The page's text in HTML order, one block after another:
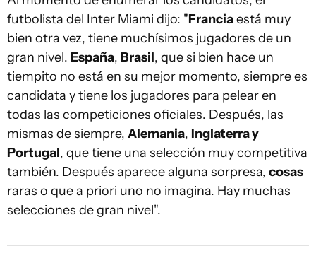
futbolista del Inter Miami dijo: "Franciaestá muy
bien otra vez, tiene muchísimos jugadores de un
gran nivel. España, Brasil, que si bien hace un
tiempito no está en su mejor momento, siempre es
candidata y tiene los jugadores para pelear en
todas las competiciones oficiales. Después, las
mismas de siempre, Alemania, Inglaterra y
Portugal, que tiene una selección muy competitiva
también. Después aparece alguna sorpresa, cosas
raras o que a priori uno no imagina. Hay muchas
selecciones de gran nivel".